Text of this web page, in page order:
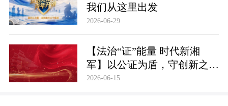
我们从这里出发
2026-06-29
【法治“证”能量 时代新湘
军】以公证为盾，守创新之魂
湖南青年公证人为知识产权保
2026-06-15